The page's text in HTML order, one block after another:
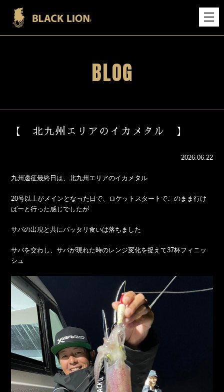
BLOG
【 北九州エリアのイカメタル 】
2026.06.22
九州遠征最終日は、北九州エリアのイカメタル
20号以上がメインとなった日で、ロケットスタートでこのまま行け
ばーと行った感じでしたが
サバの出現と共にパッタリ食いは落ちました
サバを交わし、サバが現れた時のレンジ変化を捉えて37杯フィニッ
シュ